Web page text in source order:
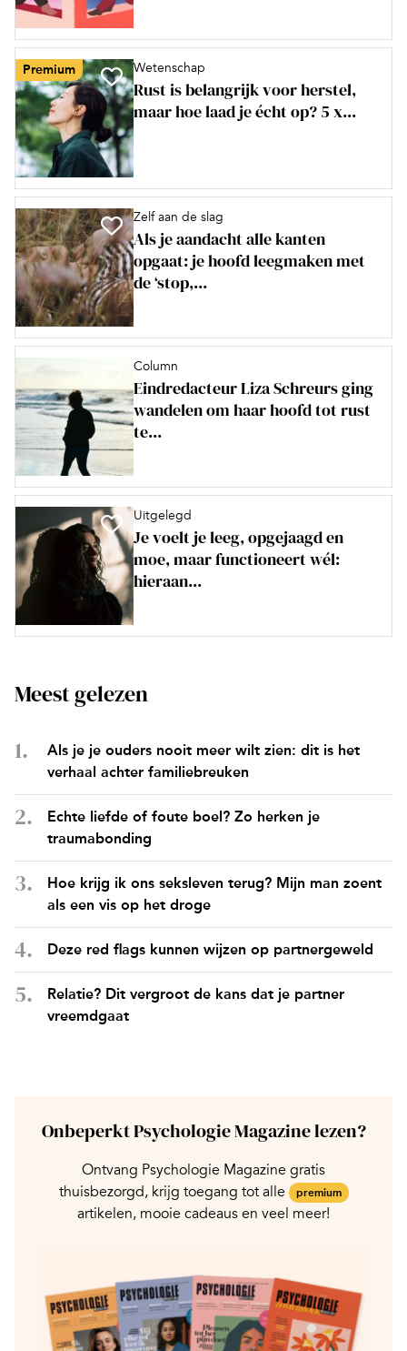
Premium Wetenschap
Rust is belangrijk voor herstel,
maar hoe laad je écht op? 5 x...
Zelf aan de slag
Als je aandacht alle kanten
opgaat: je hoofd leegmaken met
de ‘stop,...
Column
Eindredacteur Liza Schreurs ging
wandelen om haar hoofd tot rust
te...
Uitgelegd
Je voelt je leeg, opgejaagd en
moe, maar functioneert wél:
hieraan...
Meest gelezen
Als je je ouders nooit meer wilt zien: dit is het
verhaal achter familiebreuken
Echte liefde of foute boel? Zo herken je
traumabonding
Hoe krijg ik ons seksleven terug? Mijn man zoent
als een vis op het droge
Deze red flags kunnen wijzen op partnergeweld
Relatie? Dit vergroot de kans dat je partner
vreemdgaat
Onbeperkt Psychologie Magazine lezen?
Ontvang Psychologie Magazine gratis
thuisbezorgd, krijg toegang tot alle
premium
artikelen, mooie cadeaus en veel meer!